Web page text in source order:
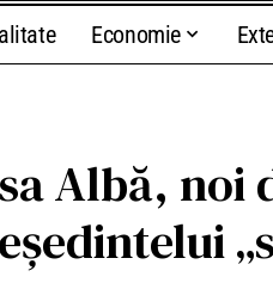
Economie
Albă, noi